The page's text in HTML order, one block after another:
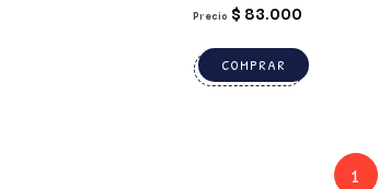
Precio $ 83.000
COMPRAR
1